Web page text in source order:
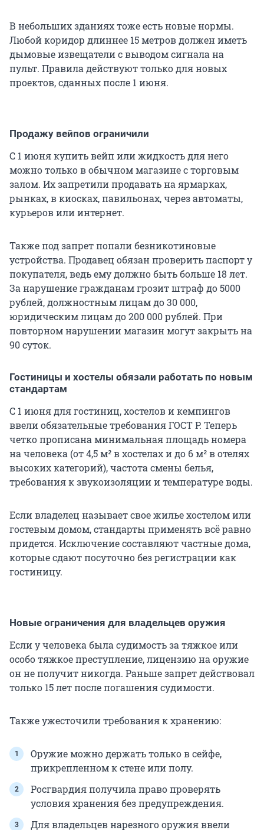
В небольших зданиях тоже есть новые нормы.
Любой коридор длиннее 15 метровдолжен иметь
дымовые извещатели с выводом сигнала на
пульт. Правила действуют только для новых
проектов, сданных после 1 июня.
Продажу вейпов ограничили
С 1 июня купить вейп или жидкость для него
можно только в обычном магазине с торговым
залом. Их запретили продавать на ярмарках,
рынках, в киосках, павильонах, через автоматы,
курьеров или интернет.
Также под запрет попали безникотиновые
устройства. Продавец обязан проверить паспорт у
покупателя, ведь ему должно быть больше 18 лет.
За нарушение гражданам грозит штраф до 5000
рублей, должностным лицам до 30 000,
юридическим лицам до 200 000 рублей. При
повторном нарушении магазин могут закрыть на
90 суток.
Гостиницы и хостелы обязали работать по новым
стандартам
С 1 июня для гостиниц, хостелов и кемпингов
ввели обязательные требования ГОСТ Р. Теперь
четко прописана минимальная площадь номера
на человека (от 4,5 м² в хостелах и до 6 м² в отелях
высоких категорий), частота смены белья,
требования к звукоизоляции и температуре воды.
Если владелец называет свое жилье хостелом или
гостевым домом, стандарты применять всё равно
придется. Исключение составляют частные дома,
которые сдают посуточно без регистрации как
гостиницу.
Новые ограничения для владельцев оружия
Если у человека была судимость за тяжкое или
особо тяжкое преступление, лицензию на оружие
он не получит никогда. Раньше запрет действовал
только 15 лет после погашения судимости.
Также ужесточили требования к хранению:
Оружие можно держать только в сейфе,
прикрепленном к стене или полу.
Росгвардия получила право проверять
условия хранения без предупреждения.
Для владельцев нарезного оружия ввели